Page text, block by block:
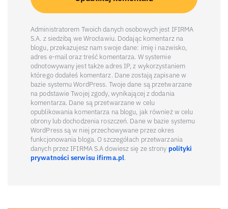
Administratorem Twoich danych osobowych jest IFIRMA
S.A. z siedzibą we Wrocławiu. Dodając komentarz na
blogu, przekazujesz nam swoje dane: imię i nazwisko,
adres e-mail oraz treść komentarza. W systemie
odnotowywany jest także adres IP, z wykorzystaniem
którego dodałeś komentarz. Dane zostają zapisane w
bazie systemu WordPress. Twoje dane są przetwarzane
na podstawie Twojej zgody, wynikającej z dodania
komentarza. Dane są przetwarzane w celu
opublikowania komentarza na blogu, jak również w celu
obrony lub dochodzenia roszczeń. Dane w bazie systemu
WordPress są w niej przechowywane przez okres
funkcjonowania bloga. O szczegółach przetwarzania
danych przez IFIRMA S.A dowiesz się ze strony polityki
prywatności serwisu ifirma.pl.